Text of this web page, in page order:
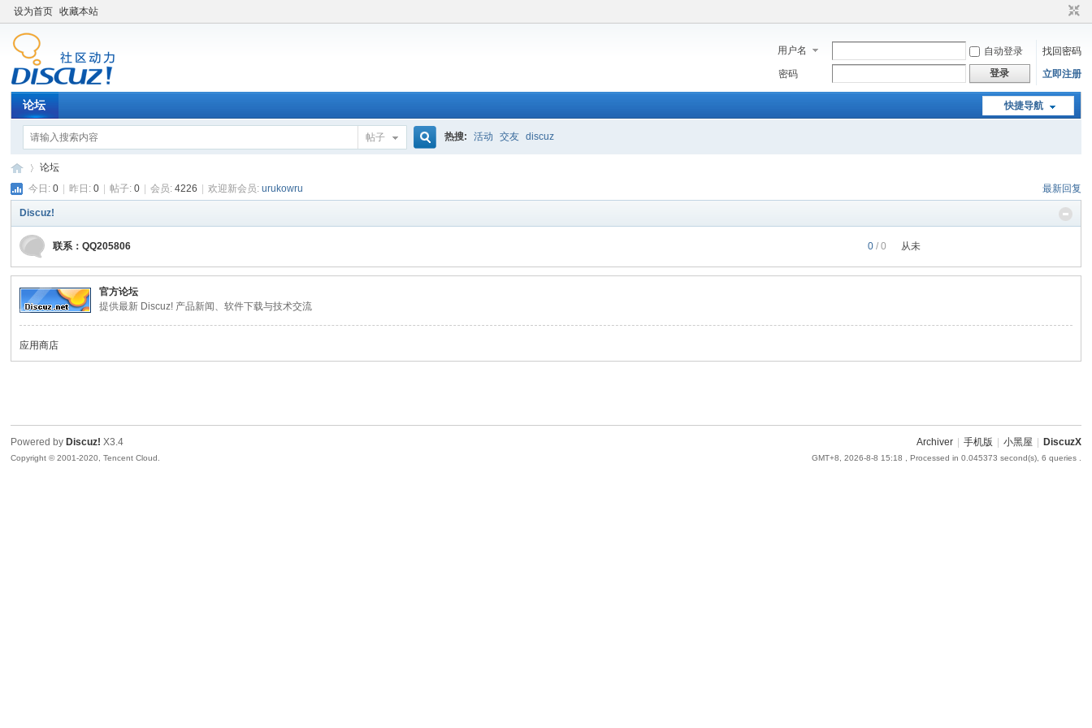
设为首页 收藏本站
用户名 自动登录
找回密码
密码
登录 立即注册
快捷导航
论坛
帖子 热搜: 活动 交友 discuz
»
论坛
今日:0 昨日:0 帖子:0 会员:4226 欢迎新会员:urukowru 最新回复
Discuz!
联系：QQ205806 0 / 0 从未
官方论坛
提供最新 Discuz! 产品新闻、软件下载与技术交流
应用商店
Archiver 手机版 小黑屋 DiscuzX
GMT+8, 2026-8-8 15:18 , Processed in 0.045373 second(s), 6 queries .
Powered by Discuz! X3.4
Copyright © 2001-2020, Tencent Cloud.